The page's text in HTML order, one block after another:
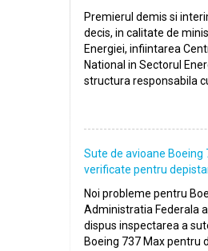
Premierul demis si
decis, in calitate de
Energiei, infiintarea
National in Sectorul
structura responsabila
Sute de avioane Boeing
verificate pentru
Noi probleme pentru
Administratia Federala
dispus inspectarea a
Boeing 737 Max pentru